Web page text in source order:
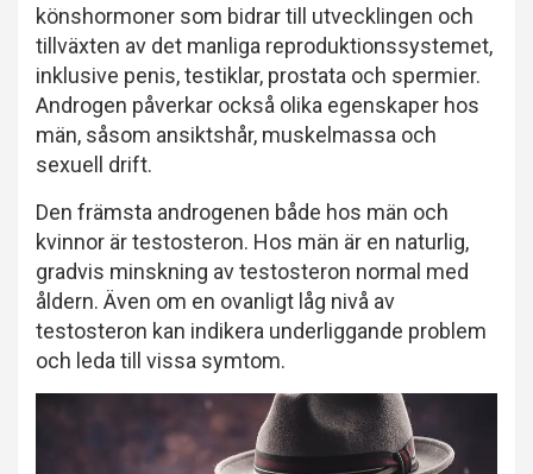
könshormoner som bidrar till utvecklingen och
tillväxten av det manliga reproduktionssystemet,
inklusive penis, testiklar, prostata och spermier.
Androgen påverkar också olika egenskaper hos
män, såsom ansiktshår, muskelmassa och
sexuell drift.
Den främsta androgenen både hos män och
kvinnor är testosteron. Hos män är en naturlig,
gradvis minskning av testosteron normal med
åldern. Även om en ovanligt låg nivå av
testosteron kan indikera underliggande problem
och leda till vissa symtom.